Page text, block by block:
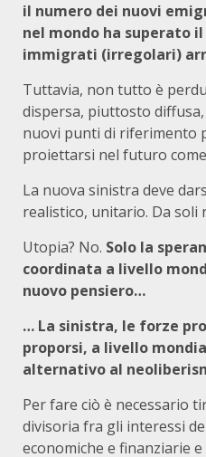
il numero dei nuovi
nel mondo ha superato
immigrati (irregolari)
Tuttavia, non tutto è
dispersa, piuttosto
nuovi punti di riferimento
proiettarsi nel futuro
La nuova sinistra deve
realistico, unitario. Da soli
Utopia? No. Solo la
coordinata a livello
nuovo pensiero…
… La sinistra, le forze
proporsi, a livello
alternativo al
Per fare ciò è necessario
divisoria fra gli interessi
economiche e finanziarie